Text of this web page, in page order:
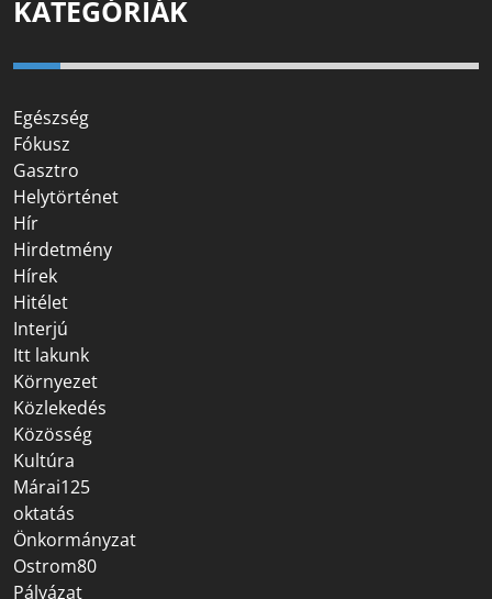
KATEGÓRIÁK
Egészség
Fókusz
Gasztro
Helytörténet
Hír
Hirdetmény
Hírek
Hitélet
Interjú
Itt lakunk
Környezet
Közlekedés
Közösség
Kultúra
Márai125
oktatás
Önkormányzat
Ostrom80
Pályázat